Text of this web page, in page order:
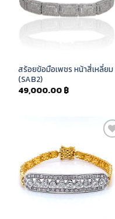
สร้อยข้อมือเพชร หน้าสี่เหลี่ยม
(SAB2)
49,000.00 ฿
Wishlist